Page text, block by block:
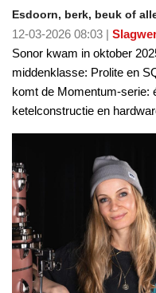
Esdoorn, berk, beuk of
12-03-2026 08:03 |
Sonor kwam in oktober
middenklasse: Prolite en
komt de Momentum-serie:
ketelconstructie en